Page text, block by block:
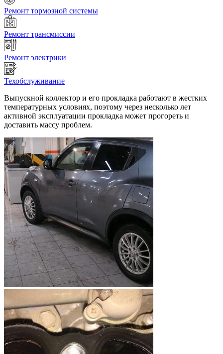
Ремонт тормозной системы
Ремонт трансмиссии
Ремонт электрики
Техобслуживание
Выпускной коллектор и его прокладка работают в жестких
температурных условиях, поэтому через несколько лет
активной эксплуатации прокладка может прогореть и
доставить массу проблем.